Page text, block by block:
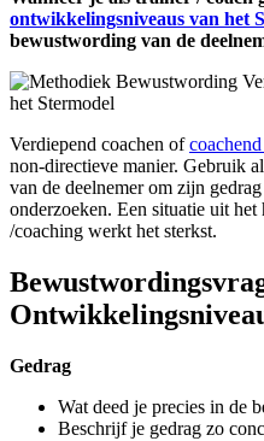
ontwikkelingsniveaus van het
bewustwording van de
Verdiepend coachen of
non-directieve manier. Gebruik
van de deelnemer om zijn
onderzoeken. Een situatie uit
/coaching werkt het sterkst.
Gedrag
Wat deed je precies in de
Beschrijf je gedrag zo